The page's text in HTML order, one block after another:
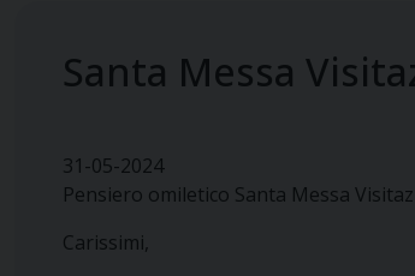
Santa Messa
31-05-2024
Pensiero omiletico Santa Messa
Carissimi,